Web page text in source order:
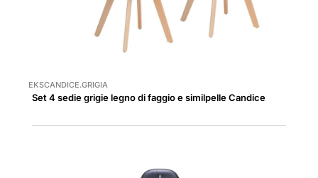
EKSCANDICE.GRIGIA
Set 4 sedie grigie legno di faggio e similpelle Candice